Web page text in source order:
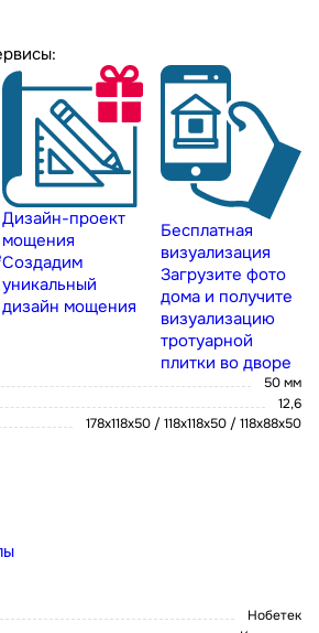
Дизайн-проект
мощения
Создадим
уникальный
дизайн мощения
Бесплатная
визуализация
Загрузите фото
дома и получите
визуализацию
тротуарной
плитки во дворе
50 мм
12,6
178x118x50 / 118x118x50 / 118x88x50
Нобетек